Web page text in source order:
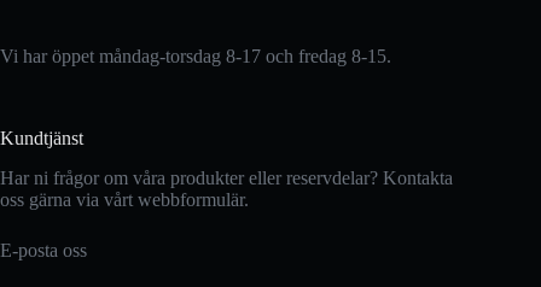
Vi har öppet måndag-torsdag 8-17 och fredag 8-15.
Kundtjänst
Har ni frågor om våra produkter eller reservdelar? Kontakta
oss gärna via vårt webbformulär.
E-posta oss